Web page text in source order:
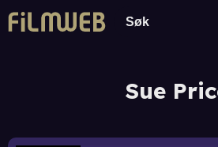
Sue